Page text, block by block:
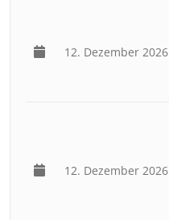
12. Dezember 2026
12. Dezember 2026